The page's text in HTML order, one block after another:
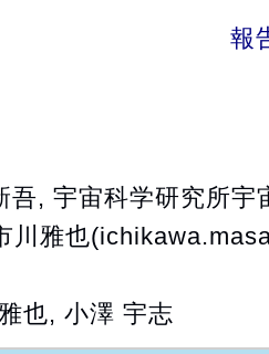
報
吾, 宇宙科学研究所宇
川雅也
也, 小澤 宇志